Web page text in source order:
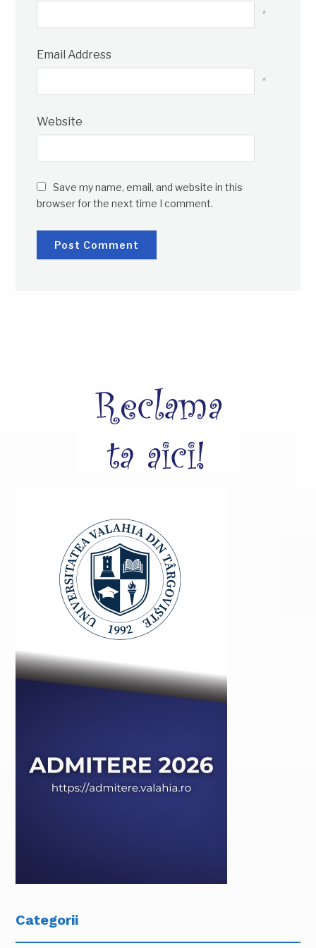
*
Email Address
*
Website
Save my name, email, and website in this
browser for the next time I comment.
Categorii